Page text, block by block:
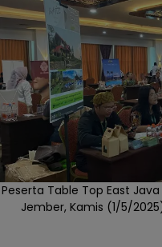
Peserta Table Top East
Jember, Kamis (1/5/